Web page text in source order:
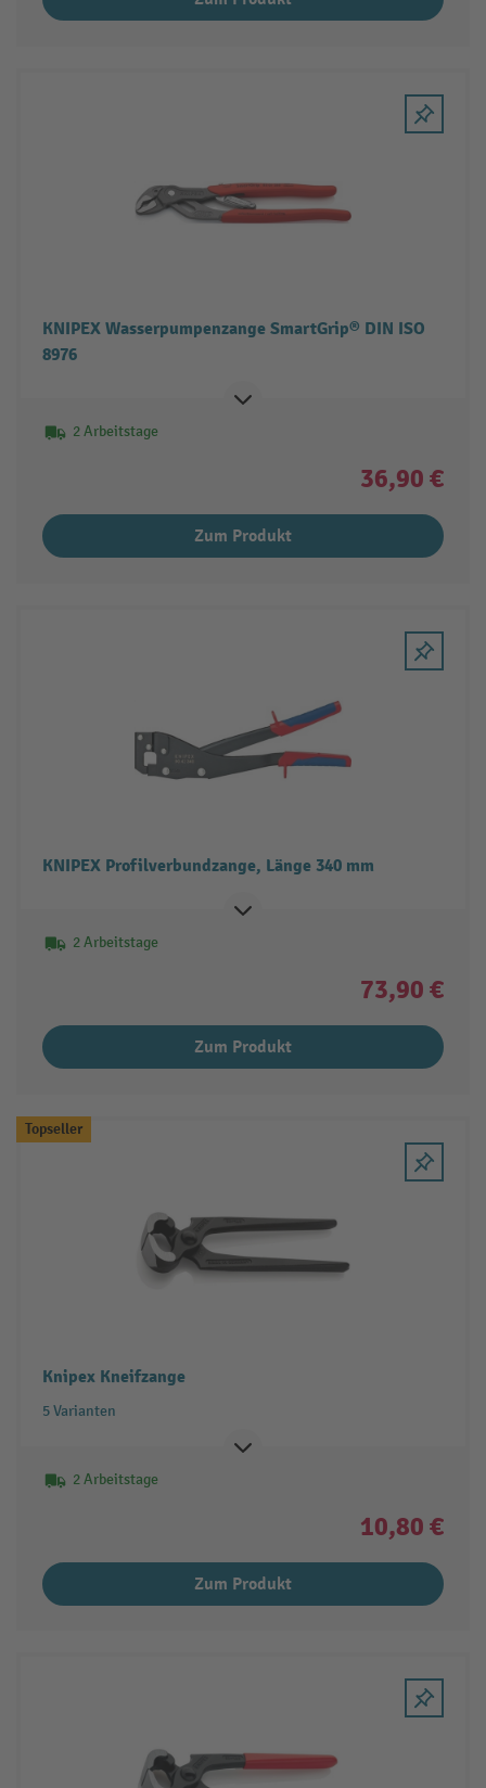
KNIPEX Wasserpumpenzange SmartGrip® DIN ISO
8976
2 Arbeitstage
36,90 €
Zum Produkt
KNIPEX Profilverbundzange, Länge 340 mm
2 Arbeitstage
73,90 €
Zum Produkt
Topseller
Knipex Kneifzange
5 Varianten
2 Arbeitstage
10,80 €
Zum Produkt